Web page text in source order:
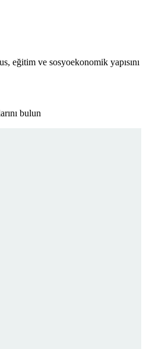
eğitim ve sosyoekonomik yapısını
bulun